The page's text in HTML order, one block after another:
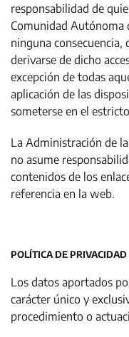
responsabilidad de
Comunidad Autónoma
ninguna
derivarse de dicho
excepción de todas
aplicación de las
someterse en el
La Administración de
no asume
contenidos de los
referencia en la web.
POLÍTICA DE PRIVACIDAD
Los datos aportados
carácter único y
procedimiento o